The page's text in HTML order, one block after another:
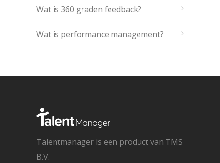
Wat is 360 graden feedback?
Wat is performance management?
Talentmanager is een product van TMS
B.V.